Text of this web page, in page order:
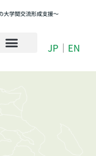
大学間交流形成支援〜
JP ｜ EN